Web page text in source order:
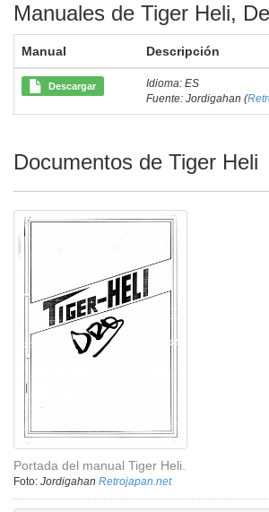
Manuales de Tiger Heli,
Manual Descripción
Descargar
Idioma: ES
Fuente: Jordigahan (
Documentos de Tiger Heli
Portada del manual Tiger Heli.
Foto: Jordigahan Retrojapan.net